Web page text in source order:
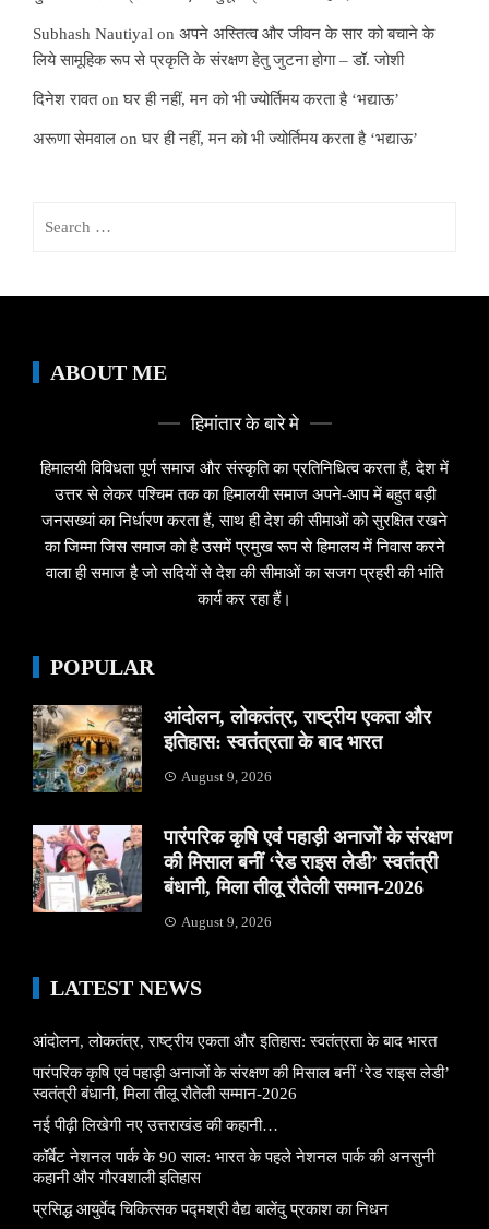
Subhash Nautiyal on अपने अस्तित्व और जीवन के सार को बचाने के
लिये सामूहिक रूप से प्रकृति के संरक्षण हेतु जुटना होगा – डॉ. जोशी
दिनेश रावतonघर ही नहीं, मन को भी ज्योर्तिमय करता है ‘भद्याऊ’
अरूणा सेमवाल onघर ही नहीं, मन को भी ज्योर्तिमय करता है ‘भद्याऊ’
ABOUT ME
हिमांतार के बारे मे
हिमालयी विविधता पूर्ण समाज और संस्कृति का प्रतिनिधित्व करता हैं, देश में
उत्तर से लेकर पश्चिम तक का हिमालयी समाज अपने-आप में बहुत बड़ी
जनसख्यां का निर्धारण करता हैं, साथ ही देश की सीमाओं को सुरक्षित रखने
का जिम्मा जिस समाज को है उसमें प्रमुख रूप से हिमालय में निवास करने
वाला ही समाज है जो सदियों से देश की सीमाओं का सजग प्रहरी की भांति
कार्य कर रहा हैं।
POPULAR
आंदोलन, लोकतंत्र, राष्ट्रीय एकता और
इतिहास: स्वतंत्रता के बाद भारत
August 9, 2026
पारंपरिक कृषि एवं पहाड़ी अनाजों के संरक्षण
की मिसाल बनीं ‘रेड राइस लेडी’ स्वतंत्री
बंधानी, मिला तीलू रौतेली सम्मान-2026
August 9, 2026
LATEST NEWS
आंदोलन, लोकतंत्र, राष्ट्रीय एकता और इतिहास: स्वतंत्रता के बाद भारत
पारंपरिक कृषि एवं पहाड़ी अनाजों के संरक्षण की मिसाल बनीं ‘रेड राइस लेडी’
स्वतंत्री बंधानी, मिला तीलू रौतेली सम्मान-2026
नई पीढ़ी लिखेगी नए उत्तराखंड की कहानी…
कॉर्बेट नेशनल पार्क के 90 साल: भारत के पहले नेशनल पार्क की अनसुनी
कहानी और गौरवशाली इतिहास
प्रसिद्ध आयुर्वेद चिकित्सक पद्मश्री वैद्य बालेंदु प्रकाश का निधन